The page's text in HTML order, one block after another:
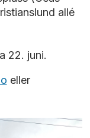
allé
22. juni.
eller